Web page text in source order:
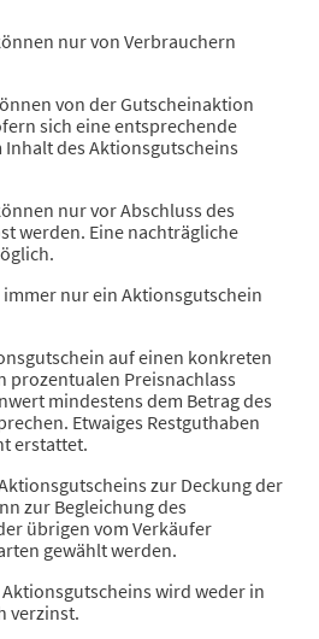
nur von Verbrauchern
von der Gutscheinaktion
sich eine entsprechende
des Aktionsgutscheins
nur vor Abschluss des
werden. Eine nachträgliche
nur ein Aktionsgutschein
auf einen konkreten
prozentualen Preisnachlass
mindestens dem Betrag des
Etwaiges Restguthaben
erstattet.
zur Deckung der
zur Begleichung des
übrigen vom Verkäufer
gewählt werden.
wird weder in
verzinst.